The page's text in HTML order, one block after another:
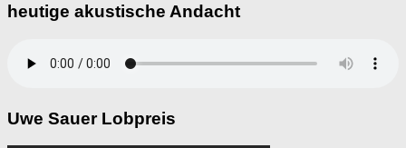
heutige akustische Andacht
Uwe Sauer Lobpreis